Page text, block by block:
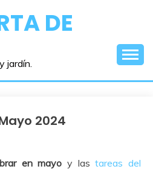
DE
jardín.
2024
en mayo y lastareas del